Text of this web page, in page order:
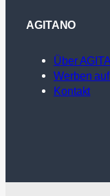
AGITANO
Über
Werben
Kontakt